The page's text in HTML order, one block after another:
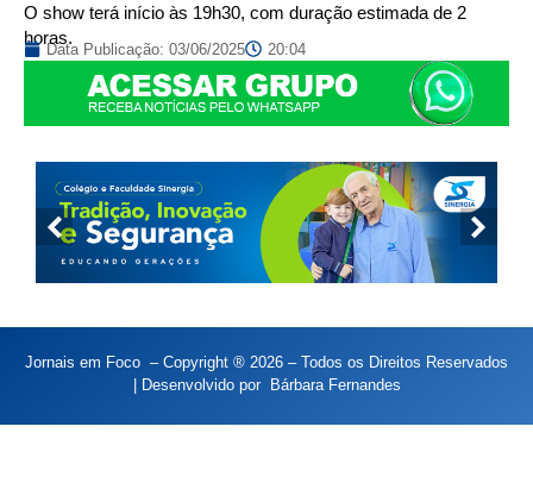
O show terá início às 19h30, com duração estimada de 2
horas.
Data Publicação: 03/06/2025 20:04
Jornais em Foco – Copyright ® 2026 – Todos os Direitos Reservados
| Desenvolvido por
Bárbara Fernandes